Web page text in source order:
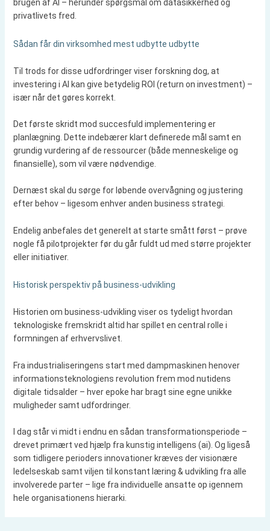
brugen af ​​AI – herunder spørgsmål om datasikkerhed og
privatlivets fred.
Sådan får din virksomhed mest udbytte udbytte
Til trods for disse udfordringer viser forskning dog, at
investering i AI kan give betydelig ROI (return on investment) –
især når det gøres korrekt.
Det første skridt mod succesfuld implementering er
planlægning. Dette indebærer klart definerede mål samt en
grundig vurdering af de ressourcer (både menneskelige og
finansielle), som vil være nødvendige.
Dernæst skal du sørge for løbende overvågning og justering
efter behov – ligesom enhver anden business strategi.
Endelig anbefales det generelt at starte smått først – prøve
nogle få pilotprojekter før du går fuldt ud med større projekter
eller initiativer.
Historisk perspektiv på business-udvikling
Historien om business-udvikling viser os tydeligt hvordan
teknologiske fremskridt altid har spillet en central rolle i
formningen af erhvervslivet.
Fra industrialiseringens start med dampmaskinen henover
informationsteknologiens revolution frem mod nutidens
digitale tidsalder – hver epoke har bragt sine egne unikke
muligheder samt udfordringer.
I dag står vi midt i endnu en sådan transformationsperiode –
drevet primært ved hjælp fra kunstig intelligens (ai). Og ligeså
som tidligere perioders innovationer kræves der visionære
ledelseskab samt viljen til konstant læring & udvikling fra alle
involverede parter – lige fra individuelle ansatte op igennem
hele organisationens hierarki.